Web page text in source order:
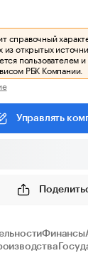
справочный
открытых
пользователем
РБК Компании.
Управлять
Финансы